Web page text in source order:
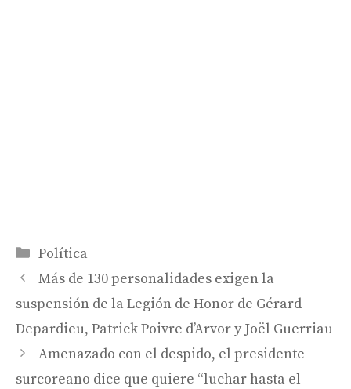
Categorías
Política
Más de 130 personalidades exigen la
suspensión de la Legión de Honor de Gérard
Depardieu, Patrick Poivre d’Arvor y Joël Guerriau
Amenazado con el despido, el presidente
surcoreano dice que quiere “luchar hasta el